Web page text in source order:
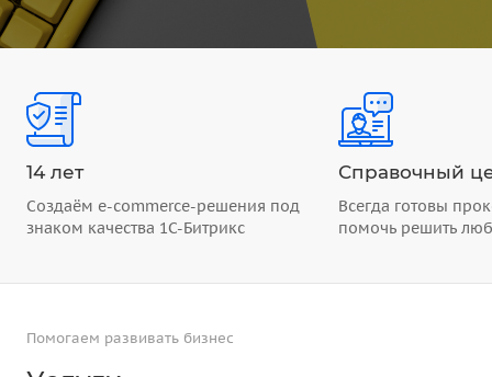
14 лет
Создаём e-commerce-решения под
знаком качества 1С-Битрикс
Справочный
Всегда готовы
помочь решить
Помогаем развивать бизнес